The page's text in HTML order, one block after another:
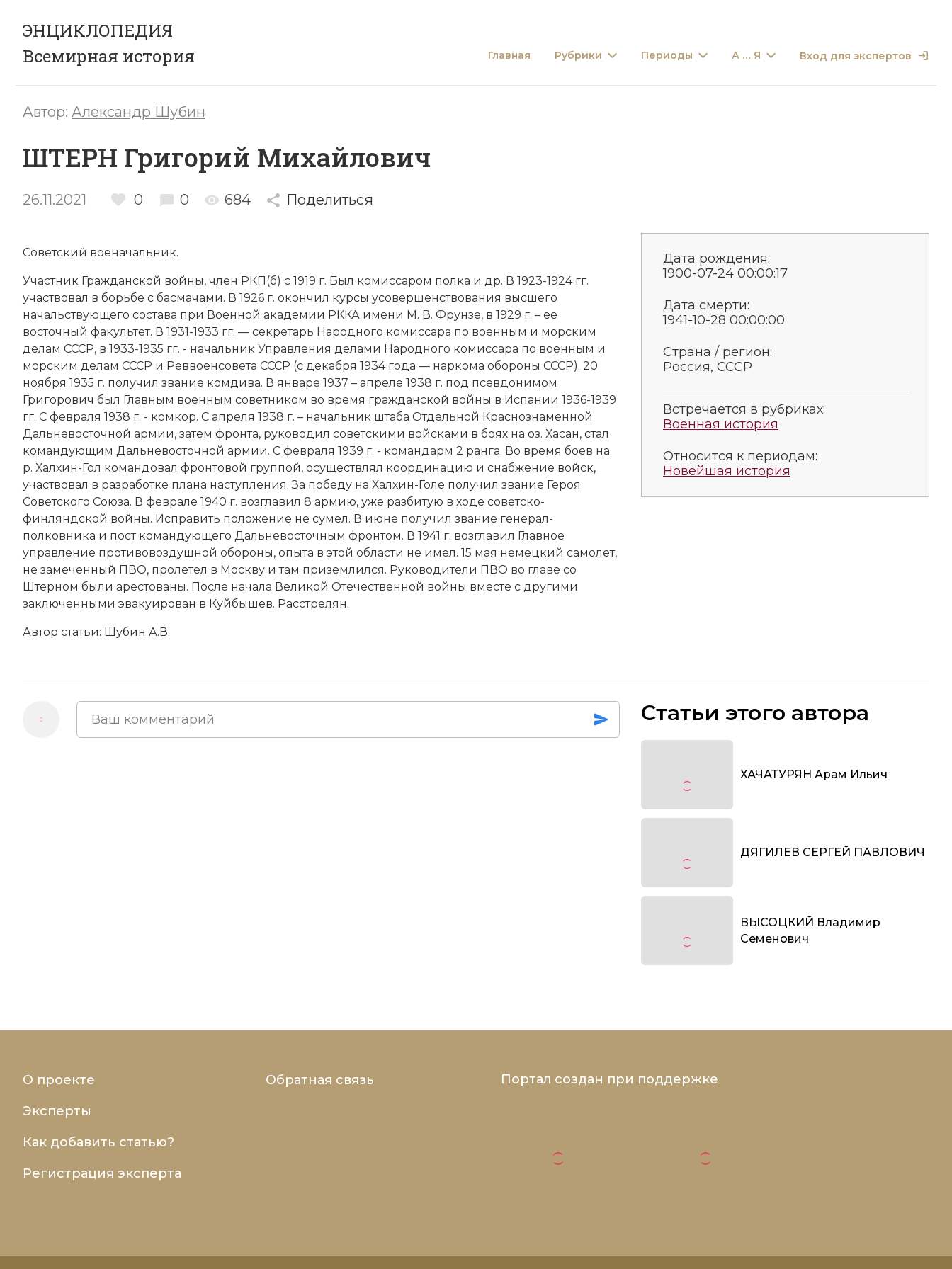
ЭНЦИКЛОПЕДИЯ
Всемирная история
Главная Рубрики Периоды А … Я Вход для экспертов
Автор: Александр Шубин
ШТЕРН Григорий Михайлович
26.11.2021 0 0 684 Поделиться
Советский военачальник.
Участник Гражданской войны, член РКП(б) с 1919 г. Был комиссаром полка и др. В 1923-1924 гг.
участвовал в борьбе с басмачами. В 1926 г. окончил курсы усовершенствования высшего
начальствующего состава при Военной академии РККА имени М. В. Фрунзе, в 1929 г. – ее
восточный факультет. В 1931-1933 гг. — секретарь Народного комиссара по военным и морским
делам СССР, в 1933-1935 гг. - начальник Управления делами Народного комиссара по военным и
морским делам СССР и Реввоенсовета СССР (с декабря 1934 года — наркома обороны СССР). 20
ноября 1935 г. получил звание комдива. В январе 1937 – апреле 1938 г. под псевдонимом
Григорович был Главным военным советником во время гражданской войны в Испании 1936-1939
гг. С февраля 1938 г. - комкор. С апреля 1938 г. – начальник штаба Отдельной Краснознаменной
Дальневосточной армии, затем фронта, руководил советскими войсками в боях на оз. Хасан, стал
командующим Дальневосточной армии. С февраля 1939 г. - командарм 2 ранга. Во время боев на
р. Халхин-Гол командовал фронтовой группой, осуществлял координацию и снабжение войск,
участвовал в разработке плана наступления. За победу на Халхин-Голе получил звание Героя
Советского Союза. В феврале 1940 г. возглавил 8 армию, уже разбитую в ходе советско-
финляндской войны. Исправить положение не сумел. В июне получил звание генерал-
полковника и пост командующего Дальневосточным фронтом. В 1941 г. возглавил Главное
управление противовоздушной обороны, опыта в этой области не имел. 15 мая немецкий самолет,
не замеченный ПВО, пролетел в Москву и там приземлился. Руководители ПВО во главе со
Штерном были арестованы. После начала Великой Отечественной войны вместе с другими
заключенными эвакуирован в Куйбышев. Расстрелян.
Автор статьи: Шубин А.В.
Дата рождения:
1900-07-24 00:00:17
Дата смерти:
1941-10-28 00:00:00
Страна / регион:
Россия, СССР
Встречается в рубриках:
Военная история
Относится к периодам:
Новейшая история
Статьи этого автора
ХАЧАТУРЯН Арам Ильич
ДЯГИЛЕВ СЕРГЕЙ ПАВЛОВИЧ
ВЫСОЦКИЙ Владимир
Семенович
О проекте
Эксперты
Как добавить статью?
Регистрация эксперта
Обратная связь Портал создан при поддержке